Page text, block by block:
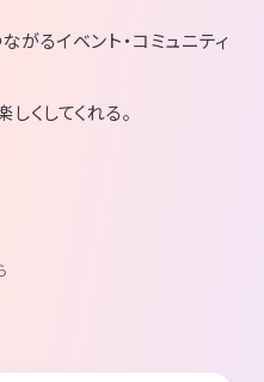
がるイベント・コミュニティ
くしてくれる。